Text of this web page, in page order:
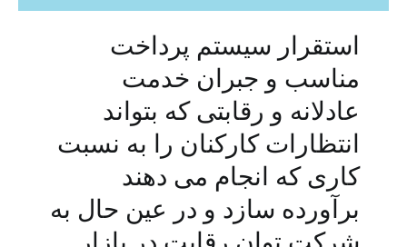
استقرار سیستم پرداخت
مناسب و جبران خدمت
عادلانه و رقابتی که بتواند
انتظارات کارکنان را به نسبت
کاری که انجام می دهند
برآورده سازد و در عین حال به